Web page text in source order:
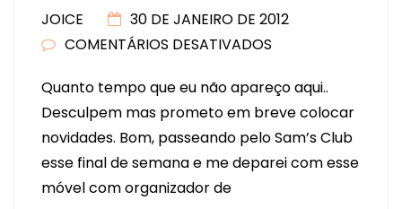
JOICE
30 DE JANEIRO DE 2012
COMENTÁRIOS DESATIVADOS
PARA
SCRAPBOOK!
Quanto tempo que eu não apareço aqui..
Desculpem mas prometo em breve colocar
novidades. Bom, passeando pelo Sam’s Club
esse final de semana e me deparei com esse
móvel com organizador de